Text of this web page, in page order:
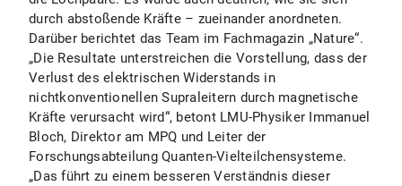
durch abstoßende Kräfte – zueinander anordneten.
Darüber berichtet das Team im Fachmagazin „Nature“.
„Die Resultate unterstreichen die Vorstellung, dass der
Verlust des elektrischen Widerstands in
nichtkonventionellen Supraleitern durch magnetische
Kräfte verursacht wird“, betont LMU-Physiker Immanuel
Bloch, Direktor am MPQ und Leiter der
Forschungsabteilung Quanten-Vielteilchensysteme.
„Das führt zu einem besseren Verständnis dieser